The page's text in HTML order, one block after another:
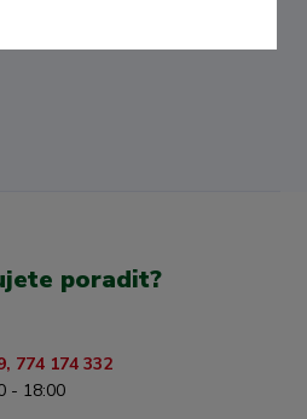
poradit?
774 174 332
- 18:00